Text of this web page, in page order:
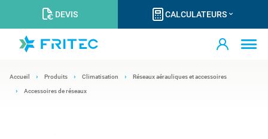
DEVIS CALCULATEURS
Accueil Produits Climatisation Réseaux aérauliques et accessoires
Accessoires de réseaux